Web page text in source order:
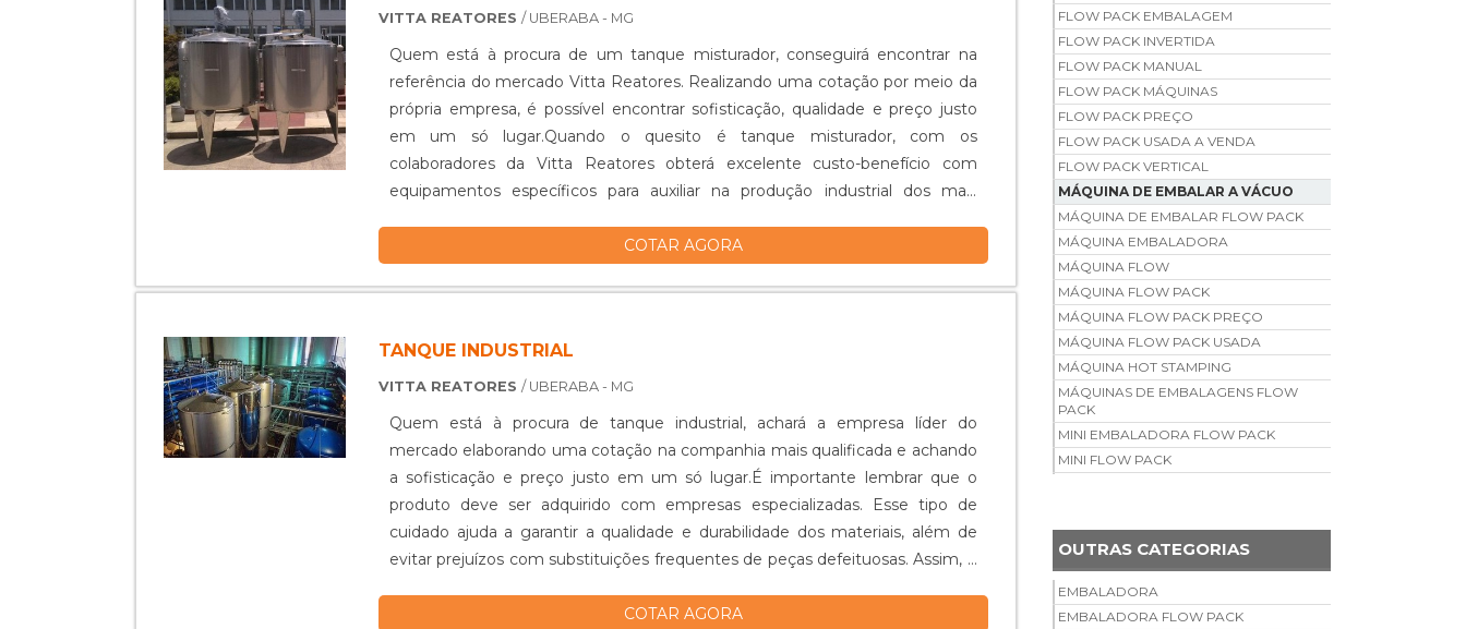
VITTA REATORES / UBERABA - MG
Quem está à procura de um tanque misturador, conseguirá encontrar na
referência do mercado Vitta Reatores. Realizando uma cotação por meio da
própria empresa, é possível encontrar sofisticação, qualidade e preço justo
em um só lugar.Quando o quesito é tanque misturador, com os
colaboradores da Vitta Reatores obterá excelente custo-benefício com
equipamentos específicos para auxiliar na produção industrial dos mais
COTAR AGORA
TANQUE INDUSTRIAL
VITTA REATORES / UBERABA - MG
Quem está à procura de tanque industrial, achará a empresa líder do
mercado elaborando uma cotação na companhia mais qualificada e achando
a sofisticação e preço justo em um só lugar.É importante lembrar que o
produto deve ser adquirido com empresas especializadas. Esse tipo de
cuidado ajuda a garantir a qualidade e durabilidade dos materiais, além de
evitar prejuízos com substituições frequentes de peças defeituosas. Assim, é
COTAR AGORA
FLOW PACK EMBALAGEM
FLOW PACK INVERTIDA
FLOW PACK MANUAL
FLOW PACK MÁQUINAS
FLOW PACK PREÇO
FLOW PACK USADA A VENDA
FLOW PACK VERTICAL
MÁQUINA DE EMBALAR A VÁCUO
MÁQUINA DE EMBALAR FLOW PACK
MÁQUINA EMBALADORA
MÁQUINA FLOW
MÁQUINA FLOW PACK
MÁQUINA FLOW PACK PREÇO
MÁQUINA FLOW PACK USADA
MÁQUINA HOT STAMPING
MÁQUINAS DE EMBALAGENS FLOW
PACK
MINI EMBALADORA FLOW PACK
MINI FLOW PACK
SELADORA FLOW PACK PREÇO
OUTRAS CATEGORIAS
EMBALADORA
EMBALADORA FLOW PACK